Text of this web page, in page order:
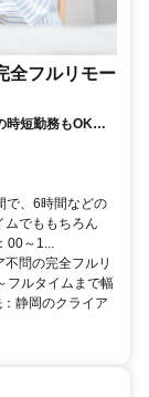
全フルリモー
時短勤務もOKで
で、6時間などの
ムでももちろん
00～1...
問の完全フルリ
フルタイムまで幅
静岡のクライア